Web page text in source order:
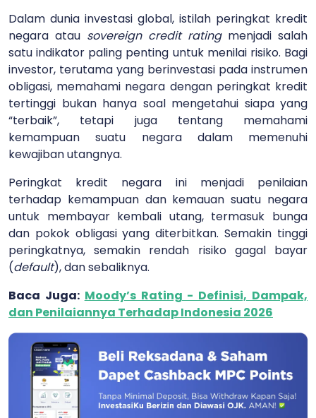
Dalam dunia investasi global, istilah peringkat kredit
negara atau sovereign credit ratingmenjadi salah
satu indikator paling penting untuk menilai risiko. Bagi
investor, terutama yang berinvestasi pada instrumen
obligasi, memahami negara dengan peringkat kredit
tertinggi bukan hanya soal mengetahui siapa yang
“terbaik”, tetapi juga tentang memahami
kemampuan suatu negara dalam memenuhi
kewajiban utangnya.
Peringkat kredit negara ini menjadi penilaian
terhadap kemampuan dan kemauan suatu negara
untuk membayar kembali utang, termasuk bunga
dan pokok obligasi yang diterbitkan. Semakin tinggi
peringkatnya, semakin rendah risiko gagal bayar
(default), dan sebaliknya.
Baca Juga: Moody’s Rating - Definisi, Dampak,
dan Penilaiannya Terhadap Indonesia 2026